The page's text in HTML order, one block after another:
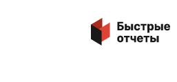
Быстрые отчеты